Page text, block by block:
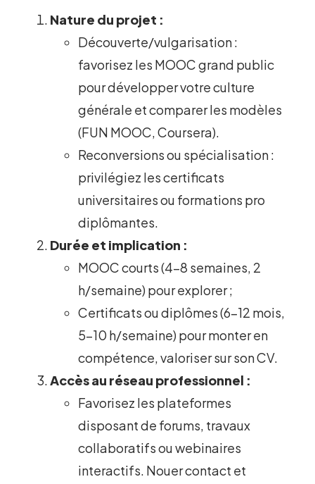
Nature du projet :
Découverte/vulgarisation :
favorisez les MOOC grand public
pour développer votre culture
générale et comparer les modèles
(FUN MOOC, Coursera).
Reconversions ou spécialisation :
privilégiez les certificats
universitaires ou formations pro
diplômantes.
Durée et implication :
MOOC courts (4-8 semaines, 2
h/semaine) pour explorer ;
Certificats ou diplômes (6-12 mois,
5-10 h/semaine) pour monter en
compétence, valoriser sur son CV.
Accès au réseau professionnel :
Favorisez les plateformes
disposant de forums, travaux
collaboratifs ou webinaires
interactifs. Nouer contact et